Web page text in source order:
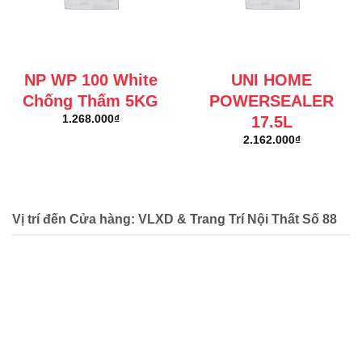
NP WP 100 White
Chống Thấm 5KG
1.268.000₫
UNI HOME
POWERSEALER
17.5L
2.162.000₫
Vị trí đến Cửa hàng: VLXD & Trang Trí Nội Thất Số 88